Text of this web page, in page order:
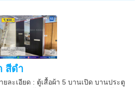
สีดำ
ยละเอียด : ตู้เสื้อผ้า 5 บานเปิด บานประตู